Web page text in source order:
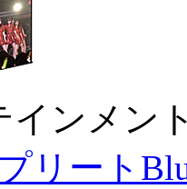
インメン
リート